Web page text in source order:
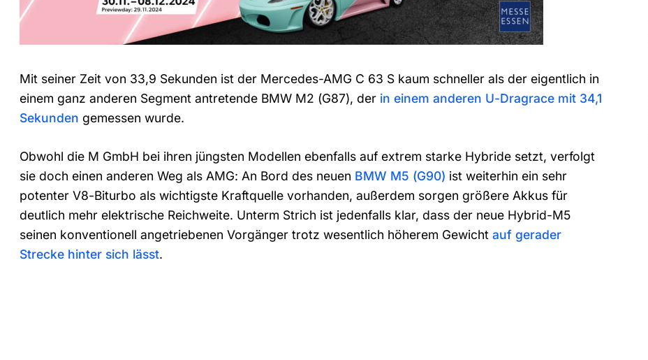
Mit seiner Zeit von 33,9 Sekunden ist der Mercedes-AMG C 63 S kaum schneller als der eigentlich in
einem ganz anderen Segment antretende BMW M2 (G87), der in einem anderen U-Dragrace mit 34,1
Sekunden gemessen wurde.
Obwohl die M GmbH bei ihren jüngsten Modellen ebenfalls auf extrem starke Hybride setzt, verfolgt
sie doch einen anderen Weg als AMG: An Bord des neuen BMW M5 (G90) ist weiterhin ein sehr
potenter V8-Biturbo als wichtigste Kraftquelle vorhanden, außerdem sorgen größere Akkus für
deutlich mehr elektrische Reichweite. Unterm Strich ist jedenfalls klar, dass der neue Hybrid-M5
seinen konventionell angetriebenen Vorgänger trotz wesentlich höherem Gewichtauf gerader
Strecke hinter sich lässt.